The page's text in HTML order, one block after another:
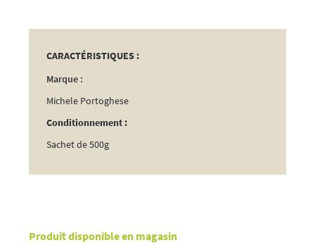
Produit disponible en magasin
CARACTÉRISTIQUES :
Marque :
Michele Portoghese
Conditionnement :
Sachet de 500g